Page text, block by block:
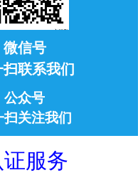
公众号
扫关注我们
微信号
联系我们
服务